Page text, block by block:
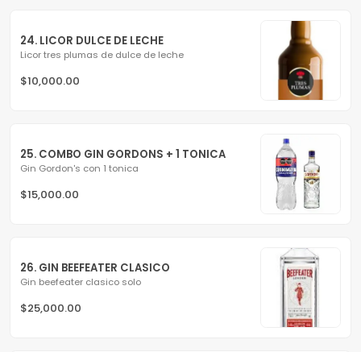
24. LICOR DULCE DE LECHE
Licor tres plumas de dulce de leche
$10,000.00
25. COMBO GIN GORDONS + 1 TONICA
Gin Gordon's con 1 tonica
$15,000.00
26. GIN BEEFEATER CLASICO
Gin beefeater clasico solo
$25,000.00